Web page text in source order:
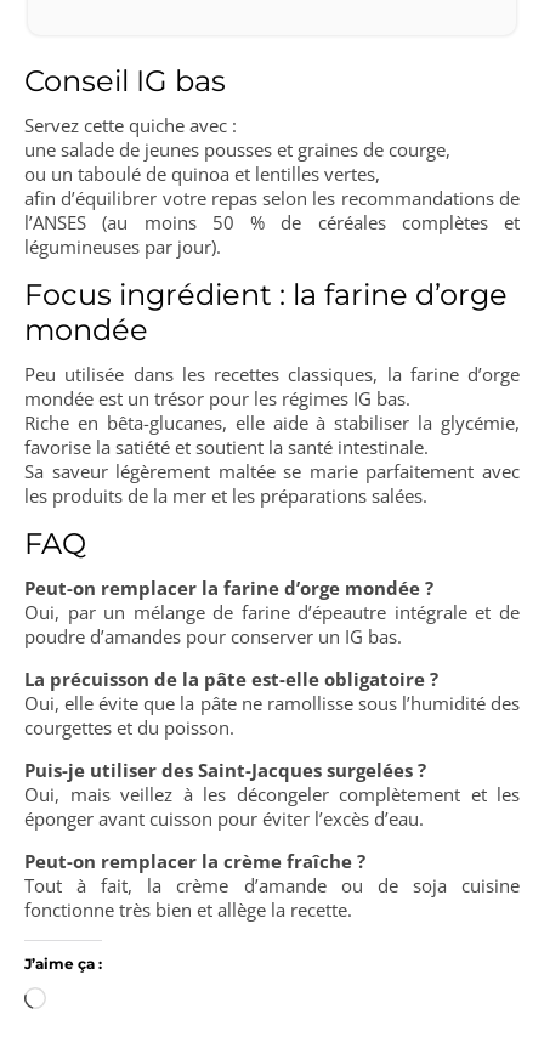
Conseil IG bas
Servez cette quiche avec :
une salade de jeunes pousses et graines de courge,
ou un taboulé de quinoa et lentilles vertes,
afin d’équilibrer votre repas selon les recommandations de
l’ANSES (au moins 50 % de céréales complètes et
légumineuses par jour).
Focus ingrédient : la farine d’orge
mondée
Peu utilisée dans les recettes classiques, la farine d’orge
mondée est un trésor pour les régimes IG bas.
Riche en bêta-glucanes, elle aide à stabiliser la glycémie,
favorise la satiété et soutient la santé intestinale.
Sa saveur légèrement maltée se marie parfaitement avec
les produits de la mer et les préparations salées.
FAQ
Peut-on remplacer la farine d’orge mondée ?
Oui, par un mélange de farine d’épeautre intégrale et de
poudre d’amandes pour conserver un IG bas.
La précuisson de la pâte est-elle obligatoire ?
Oui, elle évite que la pâte ne ramollisse sous l’humidité des
courgettes et du poisson.
Puis-je utiliser des Saint-Jacques surgelées ?
Oui, mais veillez à les décongeler complètement et les
éponger avant cuisson pour éviter l’excès d’eau.
Peut-on remplacer la crème fraîche ?
Tout à fait, la crème d’amande ou de soja cuisine
fonctionne très bien et allège la recette.
J’aime ça :
Chargement…